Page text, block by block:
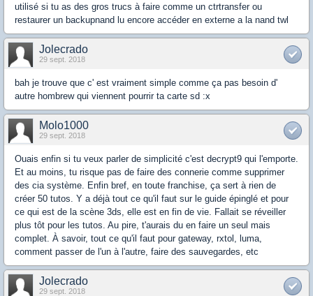
utilisé si tu as des gros trucs à faire comme un ctrtransfer ou
restaurer un backupnand lu encore accéder en externe a la nand twl
Jolecrado
29 sept. 2018
bah je trouve que c' est vraiment simple comme ça pas besoin d'
autre hombrew qui viennent pourrir ta carte sd :x
Molo1000
29 sept. 2018
Ouais enfin si tu veux parler de simplicité c'est decrypt9 qui l'emporte.
Et au moins, tu risque pas de faire des connerie comme supprimer
des cia système. Enfin bref, en toute franchise, ça sert à rien de
créer 50 tutos. Y a déjà tout ce qu'il faut sur le guide épinglé et pour
ce qui est de la scène 3ds, elle est en fin de vie. Fallait se réveiller
plus tôt pour les tutos. Au pire, t'aurais du en faire un seul mais
complet. À savoir, tout ce qu'il faut pour gateway, rxtol, luma,
comment passer de l'un à l'autre, faire des sauvegardes, etc
Jolecrado
29 sept. 2018